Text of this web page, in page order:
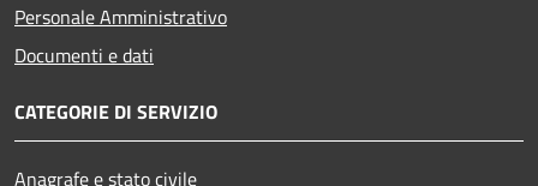
Personale Amministrativo
Documenti e dati
CATEGORIE DI SERVIZIO
Anagrafe e stato civile